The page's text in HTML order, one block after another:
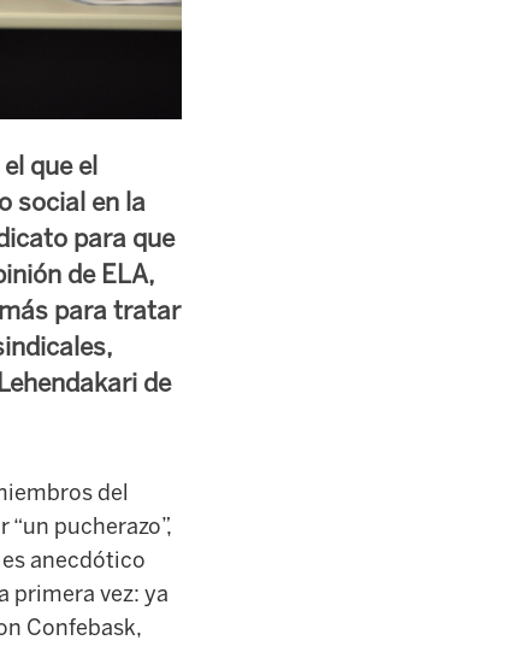
que el
social en la
para que
de ELA,
para tratar
de
del
pucherazo”,
es anecdótico
primera vez: ya
Confebask,